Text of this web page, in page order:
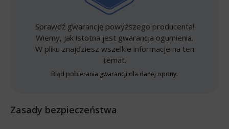
Sprawdź gwarancję powyższego producenta!
Wiemy, jak istotna jest gwarancja ogumienia.
W pliku znajdziesz wszelkie informacje na ten
temat.
Błąd pobierania gwarancji dla danej opony.
Zasady bezpieczeństwa